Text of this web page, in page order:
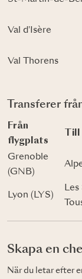
Val d'Isère
Val Thorens
Transferer
Från
flygplats
Grenoble
(GNB)
Lyon (LYS)
Skapa en
När du letar efter